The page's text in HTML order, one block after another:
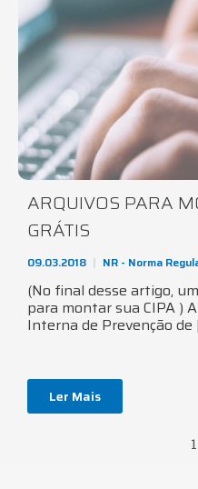
ARQUIVOS PARA
GRÁTIS
09.03.2018 NR - Norma
(No final desse artigo,
para montar sua CIPA )
Interna de Prevenção
Ler Mais
1